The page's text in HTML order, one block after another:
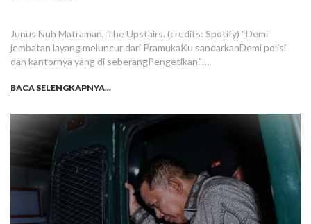
Junus Nuh Matraman, The Upstairs. (credits: Spotify) “Demi
jembatan layang meluncur dari PramukaKu sandarkanDemi polisi
dan kantornya yang di seberangPengetikan.”…
BACA SELENGKAPNYA...